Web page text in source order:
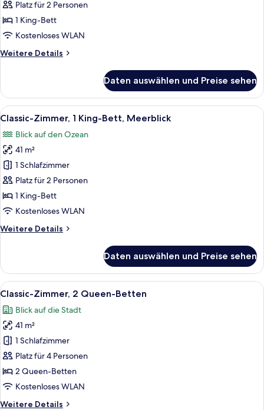
1 King-
Bett,
barrierefrei,
anzeigen
Platz für 2 Personen
1 King-Bett
Kostenloses WLAN
Weitere Details
Weitere
Zimmer,
1 King-
Bett,
Meerblick
Daten auswählen und Preise sehen
Alle
Fotos
für
Classic-
Zimmer,
1 King-
Bett,
Meerblick
Ein modernes Hotelzimmer mit
12
Classic-Zimmer, 1 King-Bett, Meerblick
Blick auf den Ozean
41 m²
1 Schlafzimmer
Platz für 2 Personen
1 King-Bett
Kostenloses WLAN
Weitere Details
Weitere
Zimmer,
1 King-
Bett,
Daten auswählen und Preise sehen
Alle
Fotos
für
Classic-
Zimmer,
2 Queen-
Betten
anzeigen
Ein modernes Hotelzimmer mit
13
Classic-Zimmer, 2 Queen-Betten
Blick auf die Stadt
41 m²
1 Schlafzimmer
Platz für 4 Personen
2 Queen-Betten
Kostenloses WLAN
Weitere Details
Weitere